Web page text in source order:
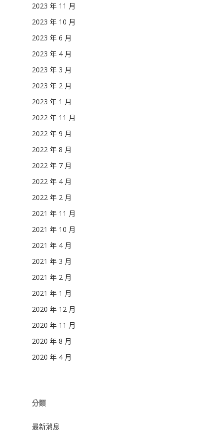
2023 年 11 月
2023 年 10 月
2023 年 6 月
2023 年 4 月
2023 年 3 月
2023 年 2 月
2023 年 1 月
2022 年 11 月
2022 年 9 月
2022 年 8 月
2022 年 7 月
2022 年 4 月
2022 年 2 月
2021 年 11 月
2021 年 10 月
2021 年 4 月
2021 年 3 月
2021 年 2 月
2021 年 1 月
2020 年 12 月
2020 年 11 月
2020 年 8 月
2020 年 4 月
分類
最新消息